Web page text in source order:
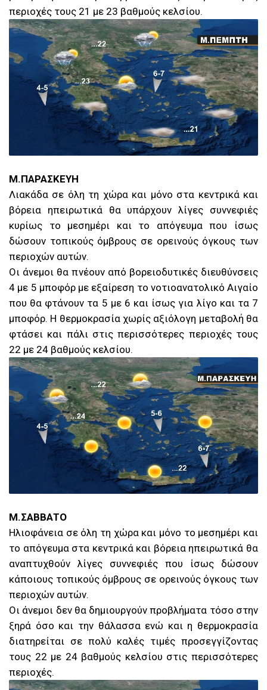
περιοχές τους 21 με 23 βαθμούς κελσίου.
Μ.ΠΑΡΑΣΚΕΥΗ
Λιακάδα σε όλη τη χώρα και μόνο στα κεντρικά και
βόρεια ηπειρωτικά θα υπάρχουν λίγες συννεφιές
κυρίως το μεσημέρι και το απόγευμα που ίσως
δώσουν τοπικούς όμβρους σε ορεινούς όγκους των
περιοχών αυτών.
Οι άνεμοι θα πνέουν από βορειοδυτικές διευθύνσεις
4 με 5 μποφόρ με εξαίρεση το νοτιοανατολικό Αιγαίο
που θα φτάνουν τα 5 με 6 και ίσως για λίγο και τα 7
μποφόρ. Η θερμοκρασία χωρίς αξιόλογη μεταβολή θα
φτάσει και πάλι στις περισσότερες περιοχές τους
22 με 24 βαθμούς κελσίου.
Μ.ΣΑΒΒΑΤΟ
Ηλιοφάνεια σε όλη τη χώρα και μόνο το μεσημέρι και
το απόγευμα στα κεντρικά και βόρεια ηπειρωτικά θα
αναπτυχθούν λίγες συννεφιές που ίσως δώσουν
κάποιους τοπικούς όμβρους σε ορεινούς όγκους των
περιοχών αυτών.
Οι άνεμοι δεν θα δημιουργούν προβλήματα τόσο στην
ξηρά όσο και την θάλασσα ενώ και η θερμοκρασία
διατηρείται σε πολύ καλές τιμές προσεγγίζοντας
τους 22 με 24 βαθμούς κελσίου στις περισσότερες
περιοχές.